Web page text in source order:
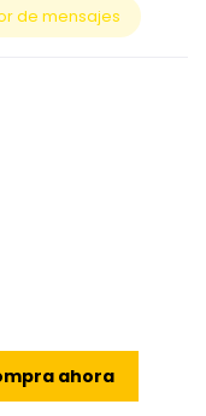
de mensajes
ahora